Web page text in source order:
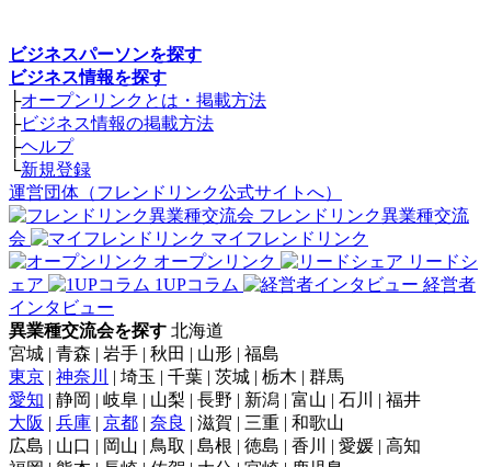
ビジネスパーソンを探す
ビジネス情報を探す
├オープンリンクとは・掲載方法
├ビジネス情報の掲載方法
├ヘルプ
└新規登録
運営団体（フレンドリンク公式サイトへ）
フレンドリンク異業種交流
会
マイフレンドリンク
オープンリンク
リードシ
ェア
1UPコラム
経営者
インタビュー
異業種交流会を探す 北海道
宮城 | 青森 | 岩手 | 秋田 | 山形 | 福島
東京 | 神奈川
| 埼玉 | 千葉 | 茨城 | 栃木 | 群馬
愛知 | 静岡 | 岐阜 | 山梨 | 長野 | 新潟 | 富山 | 石川 | 福井
大阪 | 兵庫 | 京都 | 奈良 | 滋賀 | 三重 | 和歌山
広島 | 山口 | 岡山 | 鳥取 | 島根 | 徳島 | 香川 | 愛媛 | 高知